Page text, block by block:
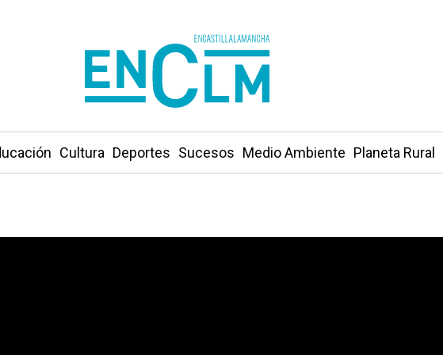
Cultura Deportes Sucesos Medio Ambiente Planeta Rural